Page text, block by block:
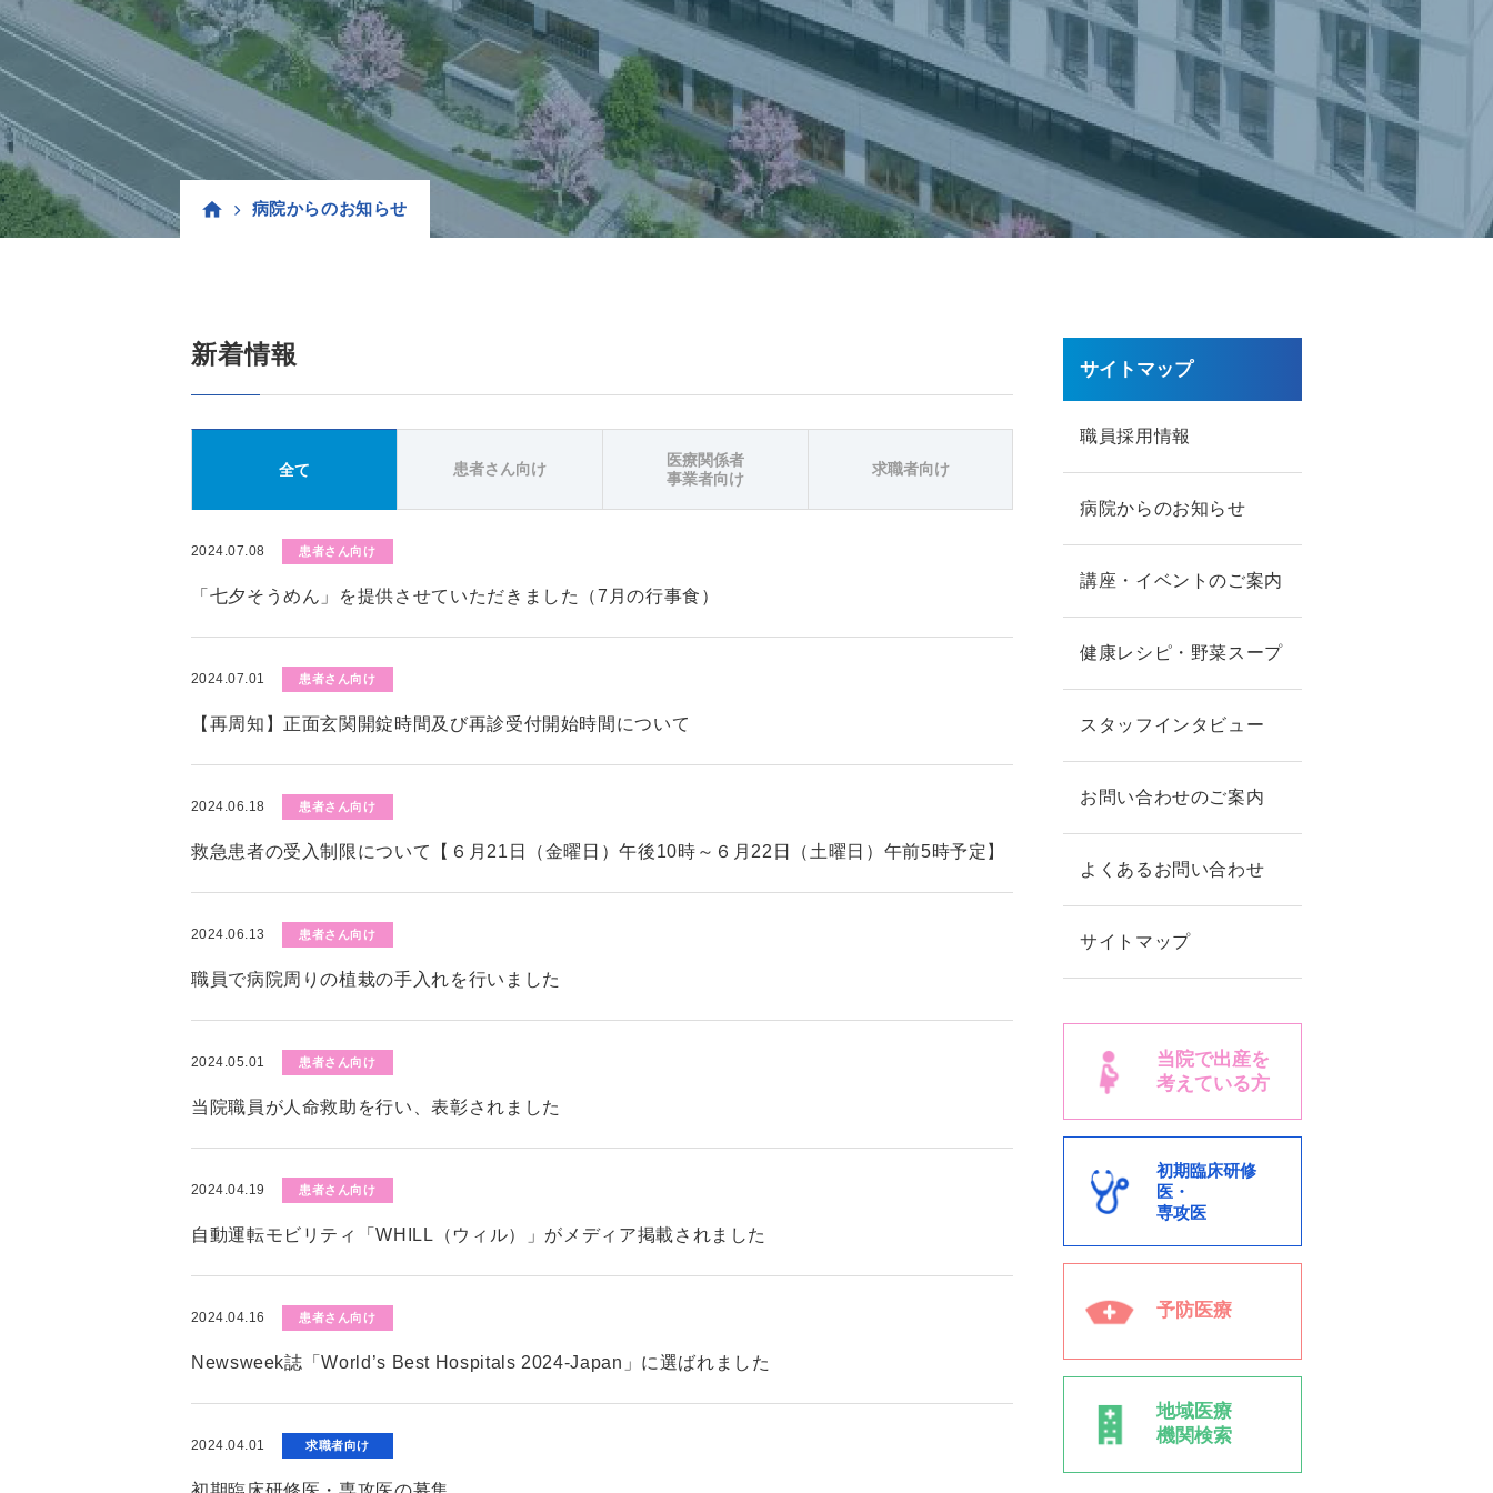
病院からのお知らせ
新着情報
全て 患者さん向け
医療関係者
事業者向け
求職者向け
2024.07.08 患者さん向け
「七夕そうめん」を提供させていただきました（7月の行事食）
2024.07.01 患者さん向け
【再周知】正面玄関開錠時間及び再診受付開始時間について
2024.06.18 患者さん向け
救急患者の受入制限について【６月21日（金曜日）午後10時～６月22日（土曜日）午前5時予定】
2024.06.13 患者さん向け
職員で病院周りの植栽の手入れを行いました
2024.05.01 患者さん向け
当院職員が人命救助を行い、表彰されました
2024.04.19 患者さん向け
自動運転モビリティ「WHILL（ウィル）」がメディア掲載されました
2024.04.16 患者さん向け
Newsweek誌「World’s Best Hospitals 2024-Japan」に選ばれました
2024.04.01 求職者向け
サイトマップ
職員採用情報
病院からのお知らせ
講座・イベントのご案内
健康レシピ・野菜スープ
スタッフインタビュー
お問い合わせのご案内
よくあるお問い合わせ
サイトマップ
当院で出産を
考えている方
初期臨床研修
医・
専攻医
予防医療
地域医療
機関検索